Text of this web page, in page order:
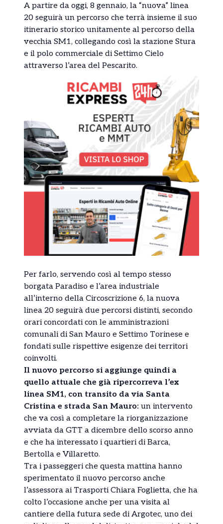
A partire da oggi, 8 gennaio, la “nuova” linea
20 seguirà un percorso che terrà insieme il suo
itinerario storico unitamente al percorso della
vecchia SM1, collegando così la stazione Stura
e il polo commerciale di Settimo Cielo
attraverso l’area del Pescarito.
Per farlo, servendo così al tempo stesso
borgata Paradiso e l’area industriale
all’interno della Circoscrizione 6, la nuova
linea 20 seguirà due percorsi distinti, secondo
orari concordati con le amministrazioni
comunali di San Mauro e Settimo Torinese e
fondati sulle rispettive esigenze dei territori
coinvolti.
Il nuovo percorso si aggiunge quindi a
quello attuale che già ripercorreva l’ex
linea SM1, con transito da via Santa
Cristina e strada San Mauro: un intervento
che va così a completare la riorganizzazione
avviata da GTT a dicembre dello scorso anno
e che ha interessato i quartieri di Barca,
Bertolla e Villaretto.
Tra i passeggeri che questa mattina hanno
sperimentato il nuovo percorso anche
l’assessora ai Trasporti Chiara Foglietta, che ha
colto l’occasione anche per una visita al
cantiere della futura sede di Argotec, uno dei